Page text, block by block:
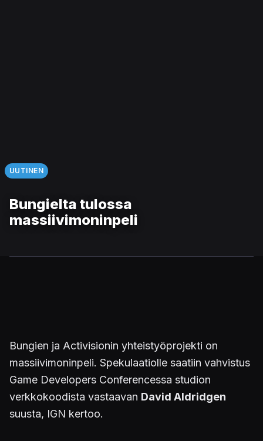
UUTINEN
Bungielta tulossa
massiivimoninpeli
Bungien ja Activisionin yhteistyöprojekti on
massiivimoninpeli. Spekulaatiolle saatiin vahvistus
Game Developers Conferencessa studion
verkkokoodista vastaavan David Aldridgen
suusta, IGN kertoo.